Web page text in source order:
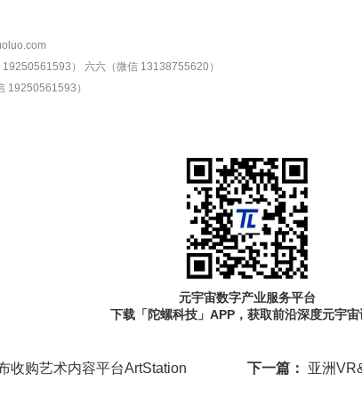
）
六六（微信 13138755620）
19250561593）
元宇宙数字产业服务平台
下载「陀螺科技」APP，获取前沿深度元宇宙
收购艺术内容平台ArtStation 下一篇： 亚洲